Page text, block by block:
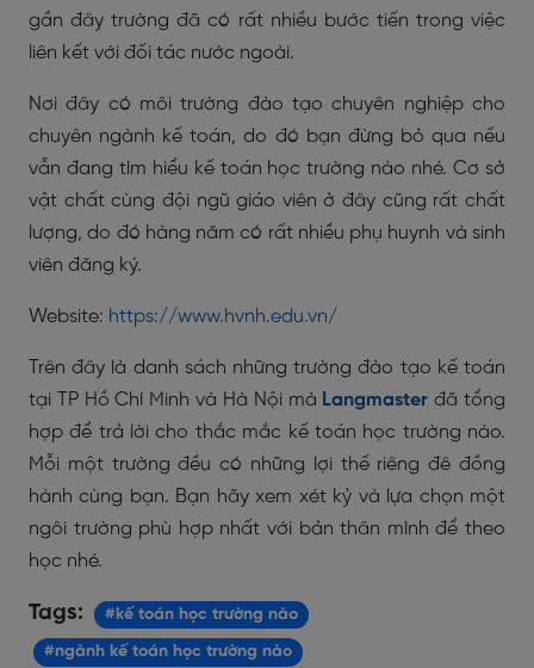
gần đây trường đã có rất nhiều bước tiến trong việc
liên kết với đối tác nước ngoài.
Nơi đây có môi trường đào tạo chuyên nghiệp cho
chuyên ngành kế toán, do đó bạn đừng bỏ qua nếu
vẫn đang tìm hiểu kế toán học trường nào nhé. Cơ sở
vật chất cùng đội ngũ giáo viên ở đây cũng rất chất
lượng, do đó hàng năm có rất nhiều phụ huynh và sinh
viên đăng ký.
Website: https://www.hvnh.edu.vn/
Trên đây là danh sách những trường đào tạo kế toán
tại TP Hồ Chí Minh và Hà Nội mà Langmaster đã tổng
hợp để trả lời cho thắc mắc kế toán học trường nào.
Mỗi một trường đều có những lợi thế riêng đê đồng
hành cùng bạn. Bạn hãy xem xét kỷ và lựa chọn một
ngôi trường phù hợp nhất với bản thân mình để theo
học nhé.
Tags: #kế toán học trường nào
#ngành kế toán học trường nào